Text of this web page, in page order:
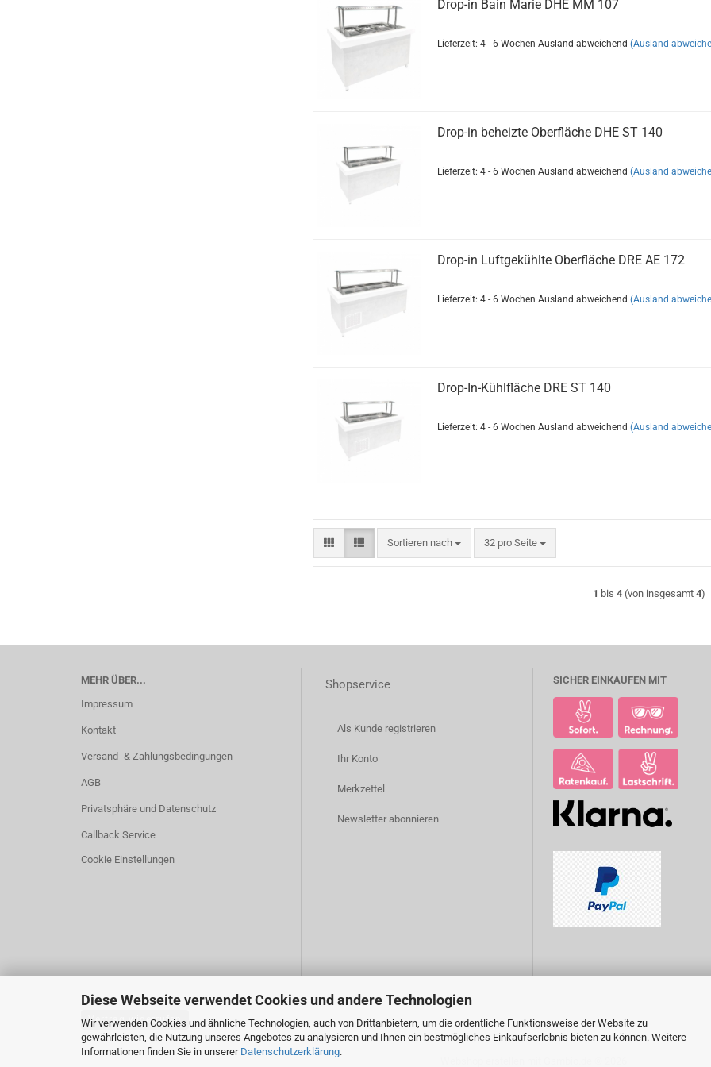
Diese Webseite verwendet Cookies und andere Technologien
Wir verwenden Cookies und ähnliche Technologien, auch von Drittanbietern, um die ordentliche Funktionsweise der Website zu
gewährleisten, die Nutzung unseres Angebotes zu analysieren und Ihnen ein bestmögliches Einkaufserlebnis bieten zu können. Weitere
Informationen finden Sie in unserer Datenschutzerklärung.
Drop-in Bain Marie DHE MM 107
Lieferzeit: 4 - 6 Wochen Ausland abweichend (Ausland
Drop-in beheizte Oberfläche DHE ST 140
Lieferzeit: 4 - 6 Wochen Ausland abweichend (Ausland
Drop-in Luftgekühlte Oberfläche DRE AE 172
Lieferzeit: 4 - 6 Wochen Ausland abweichend (Ausland
Drop-In-Kühlfläche DRE ST 140
Lieferzeit: 4 - 6 Wochen Ausland abweichend (Ausland
Sortieren nach
Sortieren nach 32 pro Seite
pro Seite
1 bis4 (von insgesamt4)
MEHR ÜBER...
Impressum
Kontakt
Versand- & Zahlungsbedingungen
AGB
Privatsphäre und Datenschutz
Callback Service
Cookie Einstellungen
Shopservice
Als Kunde registrieren
Ihr Konto
Merkzettel
Newsletter abonnieren
SICHER EINKAUFEN MIT
Vertrag widerrufen